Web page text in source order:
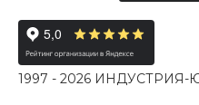
1997 - 2026 ИНДУСТРИЯ-